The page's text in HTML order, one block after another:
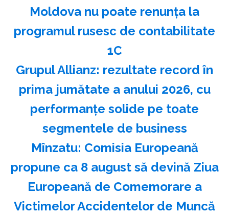
Moldova nu poate renunţa la
programul rusesc de contabilitate
1C
Grupul Allianz: rezultate record în
prima jumătate a anului 2026, cu
performanțe solide pe toate
segmentele de business
Mînzatu: Comisia Europeană
propune ca 8 august să devină Ziua
Europeană de Comemorare a
Victimelor Accidentelor de Muncă